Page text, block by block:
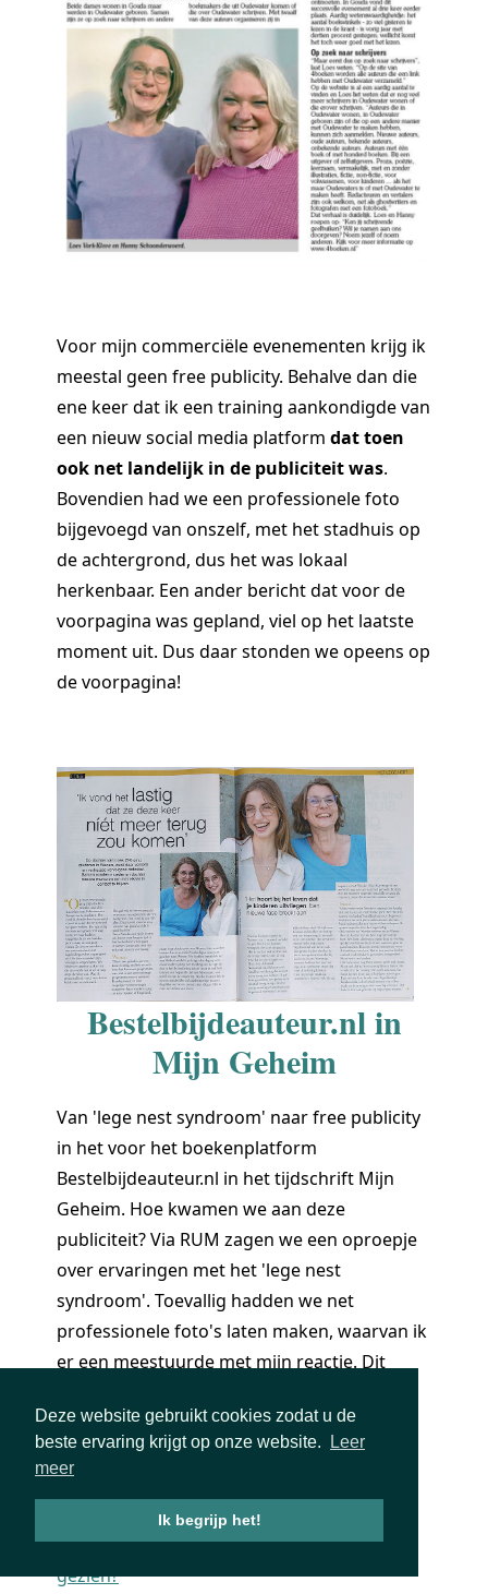
Deze website gebruikt cookies zodat u de
beste ervaring krijgt op onze website.
Leer
meer
Ik begrijp het!
Voor mijn commerciële evenementen krijg ik
meestal geen free publicity. Behalve dan die
ene keer dat ik een training aankondigde van
een nieuw social media platform dat toen
ook net landelijk in de publiciteit was.
Bovendien had we een professionele foto
bijgevoegd van onszelf, met het stadhuis op
de achtergrond, dus het was lokaal
herkenbaar. Een ander bericht dat voor de
voorpagina was gepland, viel op het laatste
moment uit. Dus daar stonden we opeens op
de voorpagina!
Bestelbijdeauteur.nl in
Mijn Geheim
Van 'lege nest syndroom' naar free publicity
in het voor het boekenplatform
Bestelbijdeauteur.nl in het tijdschrift Mijn
Geheim. Hoe kwamen we aan deze
publiciteit? Via RUM zagen we een oproepje
over ervaringen met het 'lege nest
syndroom'. Toevallig hadden we net
professionele foto's laten maken, waarvan ik
er een meestuurde met mijn reactie. Dit
Geheim graag.
Saskia Assenbroek, auteur vanHeb je mij
gezien?